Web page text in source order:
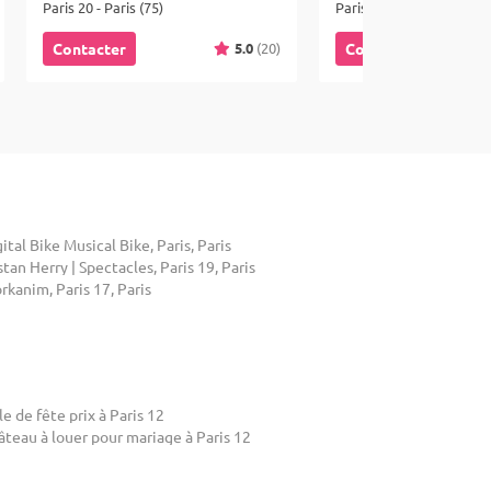
Paris 20 - Paris (75)
Contacter 5.0 (20)
Paris 18 - Paris (75)
Contacter
Bike Musical Bike, Paris, Paris
Herry | Spectacles, Paris 19, Paris
Paris 17, Paris
de fête prix à Paris 12
à louer pour mariage à Paris 12